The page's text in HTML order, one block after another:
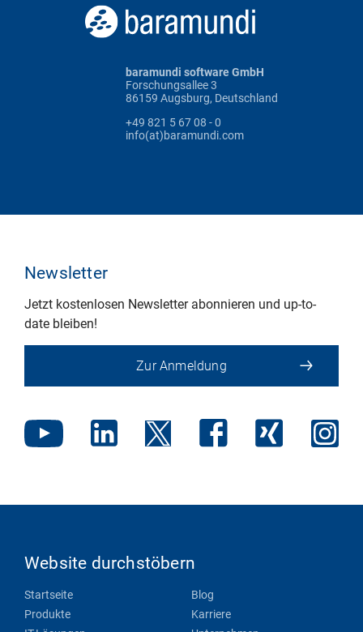
baramundi software GmbH
Forschungsallee 3
86159 Augsburg, Deutschland
+49 821 5 67 08 - 0
info(at)baramundi.com
Newsletter
Jetzt kostenlosen Newsletter abonnieren und up-to-
date bleiben!
Zur Anmeldung
Website durchstöbern
Startseite
Produkte
Blog
Karriere